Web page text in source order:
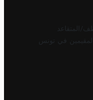
المتقاعد
في تونس